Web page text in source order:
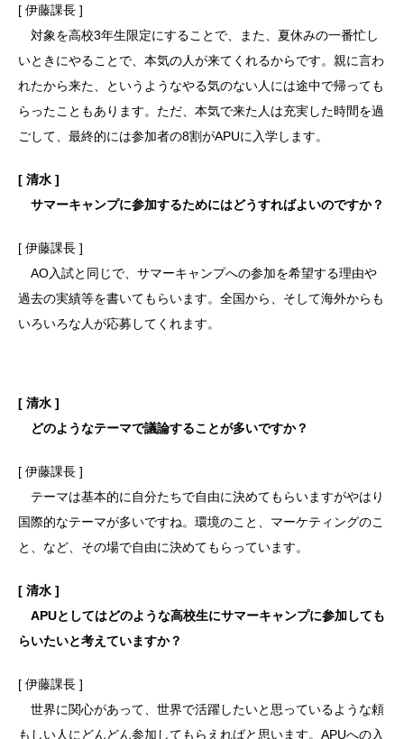
[ 伊藤課長 ]
対象を高校3年生限定にすることで、また、夏休みの一番忙し
いときにやることで、本気の人が来てくれるからです。親に言わ
れたから来た、というようなやる気のない人には途中で帰っても
らったこともあります。ただ、本気で来た人は充実した時間を過
ごして、最終的には参加者の8割がAPUに入学します。
[ 清水 ]
サマーキャンプに参加するためにはどうすればよいのですか？
[ 伊藤課長 ]
AO入試と同じで、サマーキャンプへの参加を希望する理由や
過去の実績等を書いてもらいます。全国から、そして海外からも
いろいろな人が応募してくれます。
[ 清水 ]
どのようなテーマで議論することが多いですか？
[ 伊藤課長 ]
テーマは基本的に自分たちで自由に決めてもらいますがやはり
国際的なテーマが多いですね。環境のこと、マーケティングのこ
と、など、その場で自由に決めてもらっています。
[ 清水 ]
APUとしてはどのような高校生にサマーキャンプに参加しても
らいたいと考えていますか？
[ 伊藤課長 ]
世界に関心があって、世界で活躍したいと思っているような頼
もしい人にどんどん参加してもらえればと思います。APUへの入